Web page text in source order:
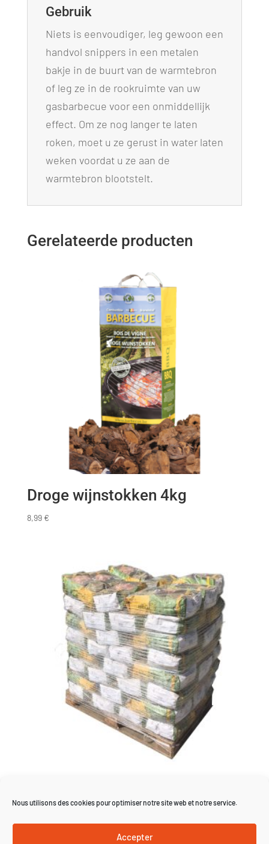
Nous utilisons des cookies pour optimiser notre site web et notre service.
Accepter
Gebruik
Niets is eenvoudiger, leg gewoon een
handvol snippers in een metalen
bakje in de buurt van de warmtebron
of leg ze in de rookruimte van uw
gasbarbecue voor een onmiddellijk
effect. Om ze nog langer te laten
roken, moet u ze gerust in water laten
weken voordat u ze aan de
warmtebron blootstelt.
Gerelateerde producten
Droge wijnstokken 4kg
8,99 €
bags
480,00€